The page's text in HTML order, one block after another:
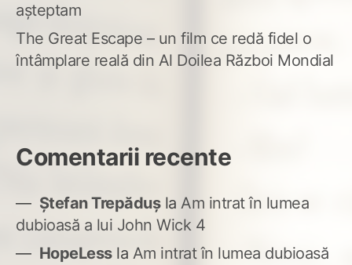
așteptam
The Great Escape – un film ce redă fidel o
întâmplare reală din Al Doilea Război Mondial
Comentarii recente
Ștefan Trepădușla Am intrat în lumea
dubioasă a lui John Wick 4
HopeLessla Am intrat în lumea dubioasă